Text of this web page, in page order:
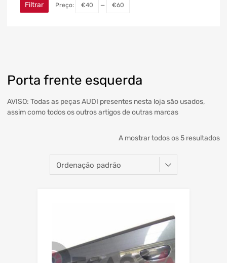
Porta frente esquerda
AVISO: Todas as peças AUDI presentes nesta loja são usados,
assim como todos os outros artigos de outras marcas
A mostrar todos os 5 resultados
Filtrar Preço: €40 — €60